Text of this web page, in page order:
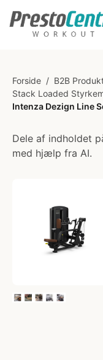
Forside / B2B
Stack Loaded
Intenza Dezign Line
Dele af indholdet
med hjælp fra AI.